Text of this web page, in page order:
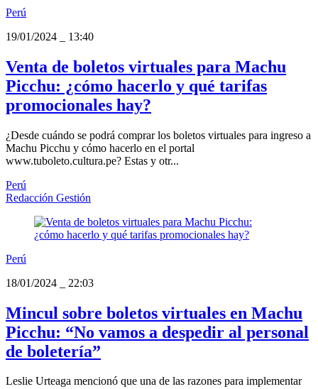
Perú
19/01/2024
13:40
Venta de boletos virtuales para Machu
Picchu: ¿cómo hacerlo y qué tarifas
promocionales hay?
¿Desde cuándo se podrá comprar los boletos virtuales para ingreso a
Machu Picchu y cómo hacerlo en el portal
www.tuboleto.cultura.pe? Estas y otr...
Perú
Redacción Gestión
Perú
18/01/2024
22:03
Mincul sobre boletos virtuales en Machu
Picchu: “No vamos a despedir al personal
de boletería”
Leslie Urteaga mencionó que una de las razones para implementar